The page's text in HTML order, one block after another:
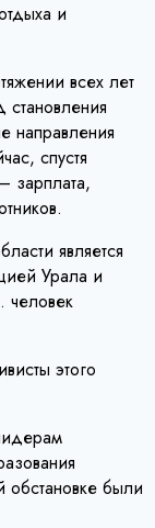
и
всех лет
становления
направления
спустя
зарплата,
является
Урала и
человек
этого
обстановке были